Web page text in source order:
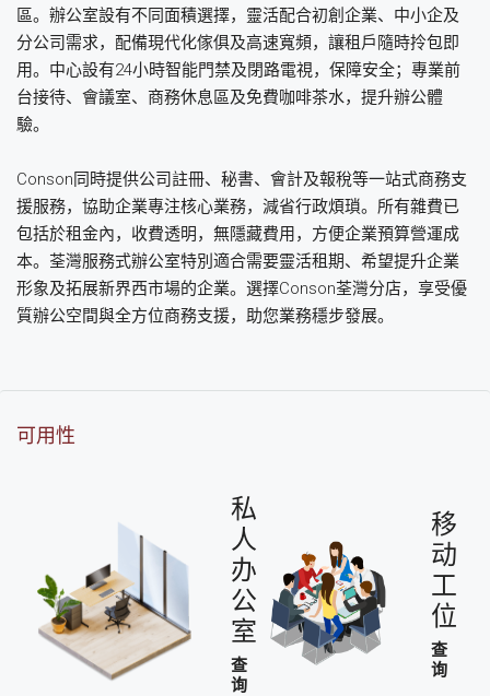
區。辦公室設有不同面積選擇，靈活配合初創企業、中小企及
分公司需求，配備現代化傢俱及高速寬頻，讓租戶隨時拎包即
用。中心設有24小時智能門禁及閉路電視，保障安全；專業前
台接待、會議室、商務休息區及免費咖啡茶水，提升辦公體
驗。
Conson同時提供公司註冊、秘書、會計及報稅等一站式商務支
援服務，協助企業專注核心業務，減省行政煩瑣。所有雜費已
包括於租金內，收費透明，無隱藏費用，方便企業預算營運成
本。荃灣服務式辦公室特別適合需要靈活租期、希望提升企業
形象及拓展新界西市場的企業。選擇Conson荃灣分店，享受優
質辦公空間與全方位商務支援，助您業務穩步發展。
可用性
私
人
办
公
室
查
询
移
动
工
位
查
询